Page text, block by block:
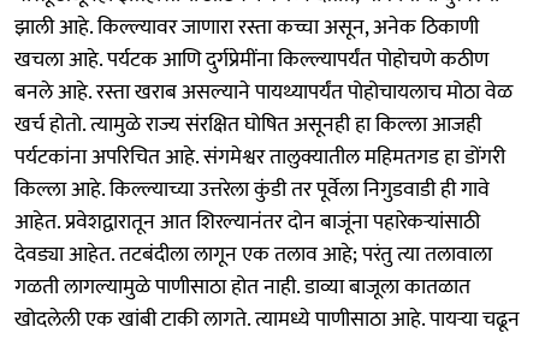
झाली आहे. किल्ल्यावर जाणारा रस्ता कच्चा असून, अनेक ठिकाणी
खचला आहे. पर्यटक आणि दुर्गप्रेमींना किल्ल्यापर्यंत पोहोचणे कठीण
बनले आहे. रस्ता खराब असल्याने पायथ्यापर्यंत पोहोचायलाच मोठा वेळ
खर्च होतो. त्यामुळे राज्य संरक्षित घोषित असूनही हा किल्ला आजही
पर्यटकांना अपरिचित आहे. संगमेश्वर तालुक्यातील महिमतगड हा डोंगरी
किल्ला आहे. किल्ल्याच्या उत्तरेला कुंडी तर पूर्वेला निगुडवाडी ही गावे
आहेत. प्रवेशद्वारातून आत शिरल्यानंतर दोन बाजूंना पहारेकऱ्यांसाठी
देवड्या आहेत. तटबंदीला लागून एक तलाव आहे; परंतु त्या तलावाला
गळती लागल्यामुळे पाणीसाठा होत नाही. डाव्या बाजूला कातळात
खोदलेली एक खांबी टाकी लागते. त्यामध्ये पाणीसाठा आहे. पायऱ्या चढून